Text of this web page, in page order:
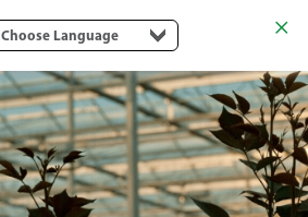
Choose Language